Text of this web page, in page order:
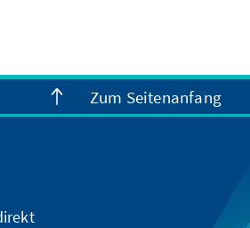
Zum Seitenanfang